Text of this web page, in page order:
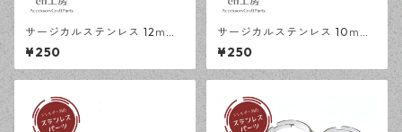
サージカルステンレス 12ｍｍ
ミール皿 オープンリング台 シ
ルバー 2個 アレルギー対応 ア
クセサリーパーツ ハンドメイ
¥250
サージカルステンレス 10ｍｍ
平皿 オープンリング台 シルバ
ー 2個 アレルギー対応 アクセ
サリーパーツ ハンドメイド資
¥250